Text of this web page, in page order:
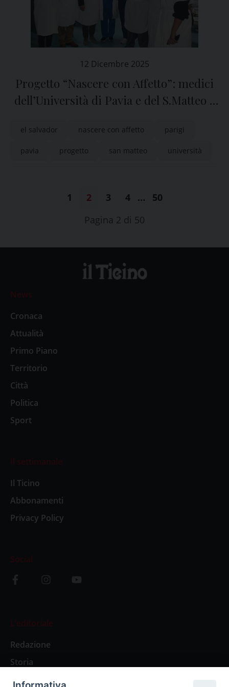
12 Dicembre 2025
Progetto “Nascere con Affetto”: medici
dell’Università di Pavia e del S.Matteo a
el salvador nascere con affetto parigi
pavia progetto san matteo università
1 2 3 4 …
50
Pagina 2 di 50
News
Cronaca
Attualità
Primo Piano
Territorio
Città
Politica
Sport
Il settimanale
Il Ticino
Abbonamenti
Privacy Policy
Social
L’editoriale
Redazione
Storia